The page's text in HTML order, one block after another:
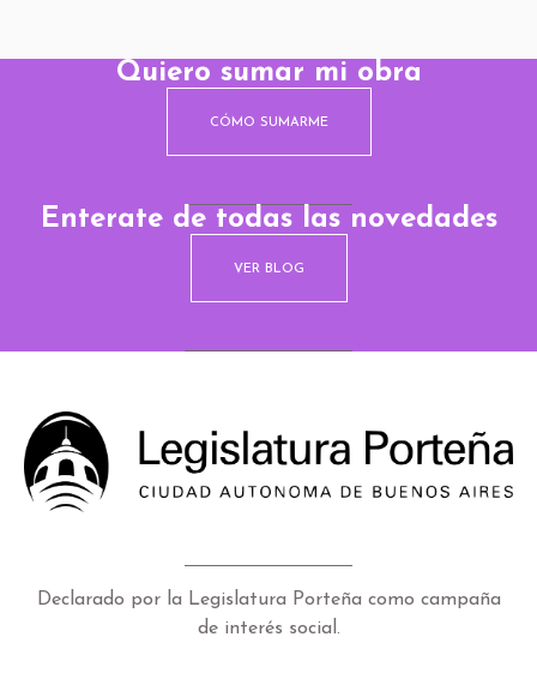
Quiero sumar mi obra
CÓMO SUMARME
Enterate de todas las novedades
VER BLOG
Declarado por la Legislatura Porteña como campaña
de interés social.